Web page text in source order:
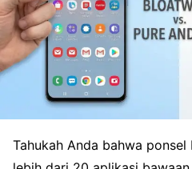
Tahukah Anda bahwa